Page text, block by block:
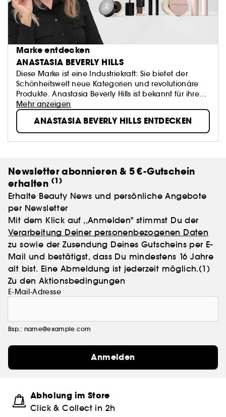
Marke entdecken
ANASTASIA BEVERLY HILLS
Diese Marke ist eine Industriekraft: Sie bietet der
Schönheitswelt neue Kategorien und revolutionäre
Produkte. Anastasia Beverly Hills ist bekannt für ihre
Formeln zur Definition der Augenbrauen,
Augenkonturen und Farbpaletten - alles geschaffen,
um die Gesichtszüge neu zu definieren und zu
verbessern.
Mehr anzeigen
ANASTASIA BEVERLY HILLS ENTDECKEN
Newsletter abonnieren & 5 €-Gutschein
erhalten (1)
Erhalte Beauty News und persönliche Angebote
per Newsletter
Mit dem Klick auf ,,Anmelden" stimmst Du der
Verarbeitung Deiner personenbezogenen Daten
zu sowie der Zusendung Deines Gutscheins per E-
Mail und bestätigst, dass Du mindestens 16 Jahre
alt bist. Eine Abmeldung ist jederzeit möglich.(1)
Zu den Aktionsbedingungen
E-Mail-Adresse
Bsp.: name@example.com
Anmelden
Abholung im Store
Click & Collect in 2h